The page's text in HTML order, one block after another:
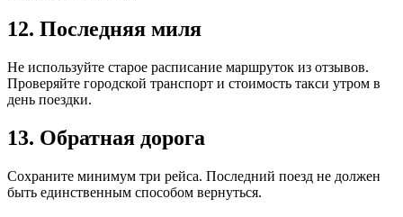
12. Последняя миля
Не используйте старое расписание маршруток из отзывов.
Проверяйте городской транспорт и стоимость такси утром в
день поездки.
13. Обратная дорога
Сохраните минимум три рейса. Последний поезд не должен
быть единственным способом вернуться.